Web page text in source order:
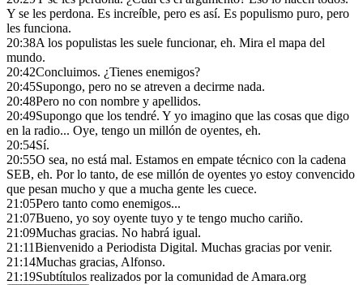
Y se les perdona. Es increíble, pero es así. Es populismo puro, pero
les funciona.
20:38A los populistas les suele funcionar, eh. Mira el mapa del
mundo.
20:42Concluimos. ¿Tienes enemigos?
20:45Supongo, pero no se atreven a decirme nada.
20:48Pero no con nombre y apellidos.
20:49Supongo que los tendré. Y yo imagino que las cosas que digo
en la radio... Oye, tengo un millón de oyentes, eh.
20:54Sí.
20:55O sea, no está mal. Estamos en empate técnico con la cadena
SEB, eh. Por lo tanto, de ese millón de oyentes yo estoy convencido
que pesan mucho y que a mucha gente les cuece.
21:05Pero tanto como enemigos...
21:07Bueno, yo soy oyente tuyo y te tengo mucho cariño.
21:09Muchas gracias. No habrá igual.
21:11Bienvenido a Periodista Digital. Muchas gracias por venir.
21:14Muchas gracias, Alfonso.
21:19Subtítulos realizados por la comunidad de Amara.org